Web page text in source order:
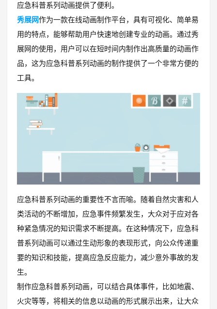
应急科普系列动画提供了便利。
秀展网作为一款在线动画制作平台，具有可视化、简单易
用的特点，能够帮助用户快速地创建专业的动画。通过秀
展网的使用，用户可以在短时间内制作出高质量的动画作
品，这为应急科普系列动画的制作提供了一个非常方便的
工具。
应急科普系列动画的重要性不言而喻。随着自然灾害和人
类活动的不断增加，应急事件频繁发生，大众对于应对各
种紧急情况的知识需求不断提高。在这种情况下，应急科
普系列动画可以通过生动形象的表现形式，向公众传递重
要的知识和技能，提高应急反应能力，减少意外事故的发
生。
制作应急科普系列动画，可以结合具体事件，比如地震、
火灾等等，将相关的信息以动画的形式展示出来，让大众